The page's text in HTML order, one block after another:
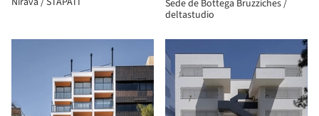
Sede de Bottega Bruzziches /
deltastudio